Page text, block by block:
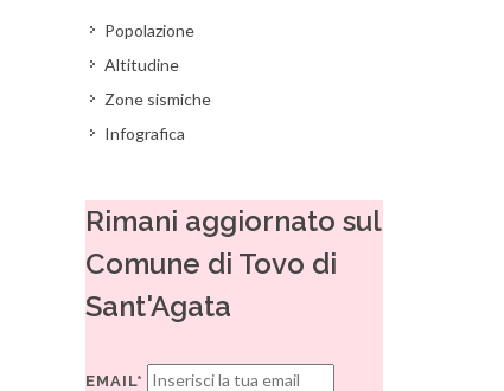
Popolazione
Altitudine
Zone sismiche
Infografica
Rimani aggiornato sul
Comune di Tovo di
Sant'Agata
EMAIL*